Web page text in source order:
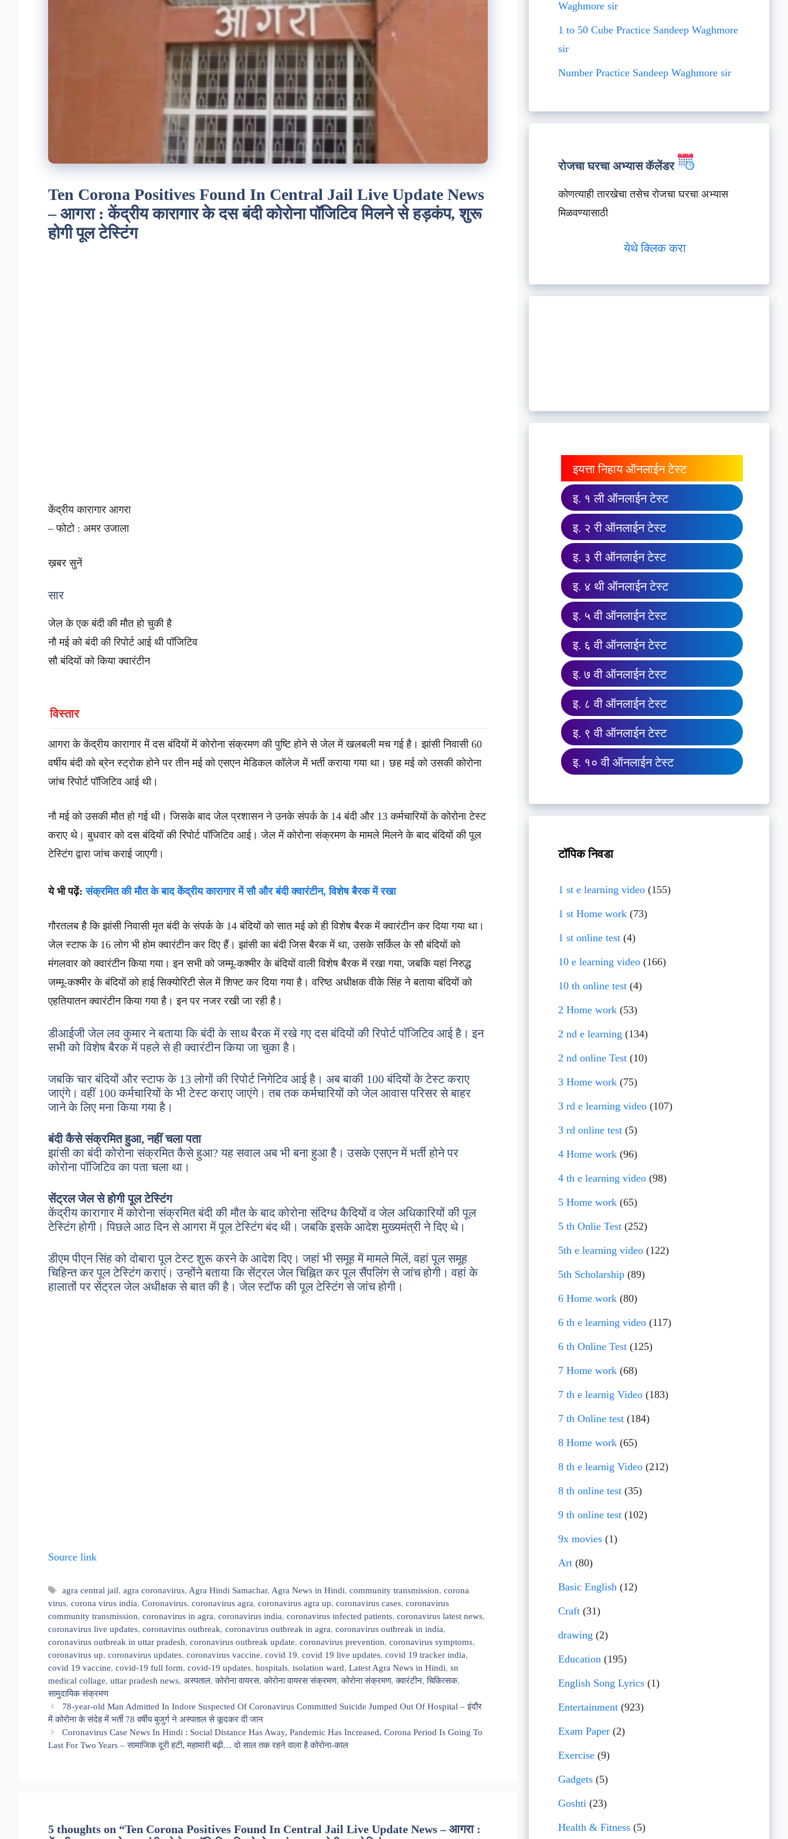
Ten Corona Positives Found In Central Jail Live Update News
– आगरा : केंद्रीय कारागार के दस बंदी कोरोना पॉजिटिव मिलने से हड़कंप, शुरू
होगी पूल टेस्टिंग
केंद्रीय कारागार आगरा
– फोटो : अमर उजाला
ख़बर सुनें
सार
जेल के एक बंदी की मौत हो चुकी है
नौ मई को बंदी की रिपोर्ट आई थी पॉजिटिव
सौ बंदियों को किया क्वारंटीन
विस्तार
आगरा के केंद्रीय कारागार में दस बंदियों में कोरोना संक्रमण की पुष्टि होने से जेल में खलबली मच गई है। झांसी निवासी 60
वर्षीय बंदी को ब्रेन स्ट्रोक होने पर तीन मई को एसएन मेडिकल कॉलेज में भर्ती कराया गया था। छह मई को उसकी कोरोना
जांच रिपोर्ट पॉजिटिव आई थी।
नौ मई को उसकी मौत हो गई थी। जिसके बाद जेल प्रशासन ने उनके संपर्क के 14 बंदी और 13 कर्मचारियों के कोरोना टेस्ट
कराए थे। बुधवार को दस बंदियों की रिपोर्ट पॉजिटिव आई। जेल में कोरोना संक्रमण के मामले मिलने के बाद बंदियों की पूल
टेस्टिंग द्वारा जांच कराई जाएगी।
ये भी पढ़ें:संक्रमित की मौत के बाद केंद्रीय कारागार में सौ और बंदी क्वारंटीन, विशेष बैरक में रखा
गौरतलब है कि झांसी निवासी मृत बंदी के संपर्क के 14 बंदियों को सात मई को ही विशेष बैरक में क्वारंटीन कर दिया गया था।
जेल स्टाफ के 16 लोग भी होम क्वारंटीन कर दिए हैं। झांसी का बंदी जिस बैरक में था, उसके सर्किल के सौ बंदियों को
मंगलवार को क्वारंटीन किया गया। इन सभी को जम्मू-कश्मीर के बंदियों वाली विशेष बैरक में रखा गया, जबकि यहां निरुद्ध
जम्मू-कश्मीर के बंदियों को हाई सिक्योरिटी सेल में शिफ्ट कर दिया गया है। वरिष्ठ अधीक्षक वीके सिंह ने बताया बंदियों को
एहतियातन क्वारंटीन किया गया है। इन पर नजर रखी जा रही है।
डीआईजी जेल लव कुमार ने बताया कि बंदी के साथ बैरक में रखे गए दस बंदियों की रिपोर्ट पॉजिटिव आई है। इन
सभी को विशेष बैरक में पहले से ही क्वारंटीन किया जा चुका है।
जबकि चार बंदियों और स्टाफ के 13 लोगों की रिपोर्ट निगेटिव आई है। अब बाकी 100 बंदियों के टेस्ट कराए
जाएंगे। वहीं 100 कर्मचारियों के भी टेस्ट कराए जाएंगे। तब तक कर्मचारियों को जेल आवास परिसर से बाहर
जाने के लिए मना किया गया है।
बंदी कैसे संक्रमित हुआ, नहीं चला पता
झांसी का बंदी कोरोना संक्रमित कैसे हुआ? यह सवाल अब भी बना हुआ है। उसके एसएन में भर्ती होने पर
कोरोना पॉजिटिव का पता चला था।
सेंट्रल जेल से होगी पूल टेस्टिंग
केंद्रीय कारागार में कोरोना संक्रमित बंदी की मौत के बाद कोरोना संदिग्ध कैदियों व जेल अधिकारियों की पूल
टेस्टिंग होगी। पिछले आठ दिन से आगरा में पूल टेस्टिंग बंद थी। जबकि इसके आदेश मुख्यमंत्री ने दिए थे।
डीएम पीएन सिंह को दोबारा पूल टेस्ट शुरू करने के आदेश दिए। जहां भी समूह में मामले मिलें, वहां पूल समूह
चिहिन्त कर पूल टेस्टिंग कराएं। उन्होंने बताया कि सेंट्रल जेल चिह्नित कर पूल सैंपलिंग से जांच होगी। वहां के
हालातों पर सेंट्रल जेल अधीक्षक से बात की है। जेल स्टॉफ की पूल टेस्टिंग से जांच होगी।
Source link
Tags
agra central jail,agra coronavirus, Agra Hindi Samachar, Agra News in Hindi,community transmission,corona
virus, corona virus india, Coronavirus, coronavirus agra, coronavirus agra up, coronavirus cases, coronavirus
community transmission, coronavirus in agra, coronavirus india, coronavirus infected patients, coronavirus latest news,
coronavirus live updates, coronavirus outbreak, coronavirus outbreak in agra, coronavirus outbreak in india,
coronavirus outbreak in uttar pradesh, coronavirus outbreak update, coronavirus prevention, coronavirus symptoms,
coronavirus up, coronavirus updates, coronavirus vaccine, covid 19, covid 19 live updates, covid 19 tracker india,
covid 19 vaccine, covid-19 full form, covid-19 updates, hospitals, isolation ward, Latest Agra News in Hindi, sn
medical collage, uttar pradesh news, अस्पताल,कोरोना वायरस,कोरोना वायरस संक्रमण,कोरोना संक्रमण,क्वारंटीन,चिकित्सक,
सामुदायिक संक्रमण
78-year-old Man Admitted In Indore Suspected Of Coronavirus Committed Suicide Jumped Out Of Hospital – इंदौर
में कोरोना के संदेह में भर्ती 78 वर्षीय बुजुर्ग ने अस्पताल से कूदकर दी जान
Coronavirus Case News In Hindi : Social Distance Has Away, Pandemic Has Increased, Corona Period Is Going To
Last For Two Years – सामाजिक दूरी हटी, महामारी बढ़ी… दो साल तक रहने वाला है कोरोना-काल
5 thoughts on “Ten Corona Positives Found In Central Jail Live Update News – आगरा :
Waghmore sir
1 to 50 Cube Practice Sandeep Waghmore
sir
Number Practice Sandeep Waghmore sir
रोजचा घरचा अभ्यास कॅलेंडर
कोणत्याही तारखेचा तसेच रोजचा घरचा अभ्यास
मिळवण्यासाठी
येथे क्लिक करा
इयत्ता निहाय ऑनलाईन टेस्ट
इ. १ ली ऑनलाईन टेस्ट
इ. २ री ऑनलाईन टेस्ट
इ. ३ री ऑनलाईन टेस्ट
इ. ४ थी ऑनलाईन टेस्ट
इ. ५ वी ऑनलाईन टेस्ट
इ. ६ वी ऑनलाईन टेस्ट
इ. ७ वी ऑनलाईन टेस्ट
इ. ८ वी ऑनलाईन टेस्ट
इ. ९ वी ऑनलाईन टेस्ट
इ. १० वी ऑनलाईन टेस्ट
टॉपिक निवडा
1 st e learning video (155)
1 st Home work (73)
1 st online test (4)
10 e learning video (166)
10 th online test (4)
2 Home work (53)
2 nd e learning (134)
2 nd online Test (10)
3 Home work (75)
3 rd e learning video (107)
3 rd online test (5)
4 Home work (96)
4 th e learning video (98)
5 Home work (65)
5 th Onlie Test (252)
5th e learning video (122)
5th Scholarship (89)
6 Home work (80)
6 th e learning video (117)
6 th Online Test (125)
7 Home work (68)
7 th e learnig Video (183)
7 th Online test (184)
8 Home work (65)
8 th e learnig Video (212)
8 th online test (35)
9 th online test (102)
9x movies (1)
Art (80)
Basic English (12)
Craft (31)
drawing (2)
Education (195)
English Song Lyrics (1)
Entertainment (923)
Exam Paper (2)
Exercise (9)
Gadgets (5)
Goshti (23)
Health & Fitness (5)